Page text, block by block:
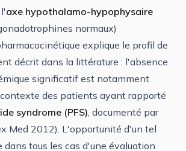
axe hypothalamo-hypophysaire
normaux)
explique le profil de
décrit dans la littérature : l'absence
significatif est notamment
des patients ayant rapporté
syndrome (PFS) , documenté par
Med 2012). L'opportunité d'un tel
tous les cas d'une évaluation